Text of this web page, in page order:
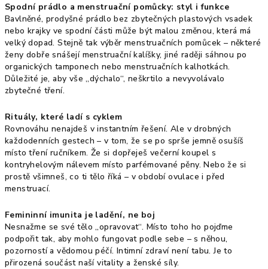
Spodní prádlo a menstruační pomůcky: styl i funkce
Bavlněné, prodyšné prádlo bez zbytečných plastových vsadek
nebo krajky ve spodní části může být malou změnou, která má
velký dopad. Stejně tak výběr menstruačních pomůcek – některé
ženy dobře snášejí menstruační kalíšky, jiné raději sáhnou po
organických tamponech nebo menstruačních kalhotkách.
Důležité je, aby vše „dýchalo“, neškrtilo a nevyvolávalo
zbytečné tření.
Rituály, které ladí s cyklem
Rovnováhu nenajdeš v instantním řešení. Ale v drobných
každodenních gestech – v tom, že se po sprše jemně osušíš
místo tření ručníkem. Že si dopřeješ večerní koupel s
kontryhelovým nálevem místo parfémované pěny. Nebo že si
prostě všimneš, co ti tělo říká – v období ovulace i před
menstruací.
Femininní imunita je ladění, ne boj
Nesnažme se své tělo „opravovat“. Místo toho ho pojďme
podpořit tak, aby mohlo fungovat podle sebe – s něhou,
pozorností a vědomou péčí. Intimní zdraví není tabu. Je to
přirozená součást naší vitality a ženské síly.